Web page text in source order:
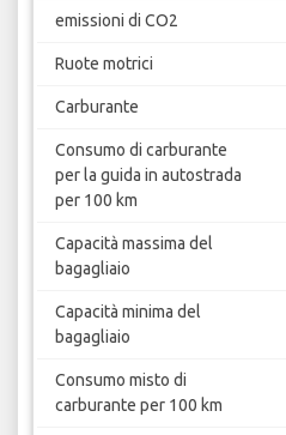
emissioni di CO2
Ruote motrici
Carburante
Consumo di carburante
per la guida in autostrada
per 100 km
Capacità massima del
bagagliaio
Capacità minima del
bagagliaio
Consumo misto di
carburante per 100 km